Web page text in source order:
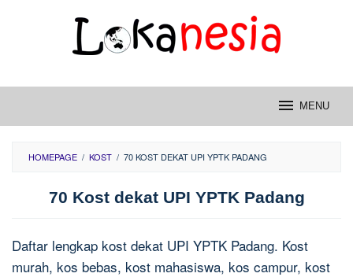
MENU
HOMEPAGE / KOST / 70 KOST DEKAT UPI YPTK PADANG
70 Kost dekat UPI YPTK Padang
Daftar lengkap kost dekat UPI YPTK Padang. Kost
murah, kos bebas, kost mahasiswa, kos campur, kost